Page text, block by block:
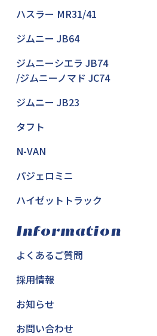
ハスラー MR31/41
ジムニー JB64
ジムニーシエラ JB74
/ジムニーノマド JC74
ジムニー JB23
タフト
N-VAN
パジェロミニ
ハイゼットトラック
Information
よくあるご質問
採用情報
お知らせ
お問い合わせ